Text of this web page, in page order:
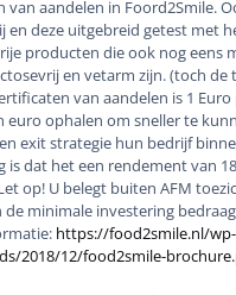
van aandelen in Foord2Smile.
en deze uitgebreid getest met
producten die ook nog eens
en vetarm zijn. (toch de
van aandelen is 1
euro ophalen om sneller te
exit strategie hun bedrijf
is dat het een rendement van
op! U belegt buiten AFM
minimale investering
https://food2smile.nl/wp-
2018/12/food2smile-